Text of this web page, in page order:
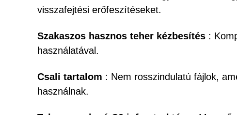
visszafejtési erőfeszítéseket.
Szakaszos hasznos teher kézbesítés :
használatával.
Csali tartalom : Nem rosszindulatú fájlok,
használnak.